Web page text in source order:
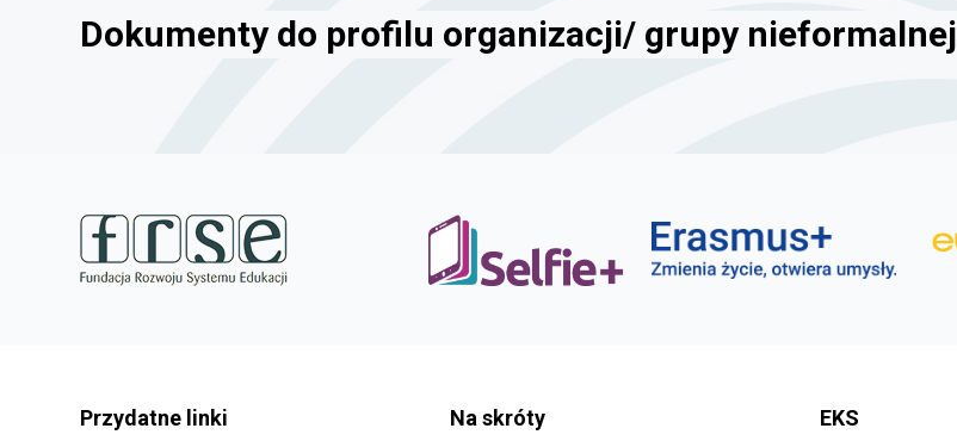
Dokumenty do profilu organizacji/ grupy nieformalnej
Przydatne linki Na skróty EKS